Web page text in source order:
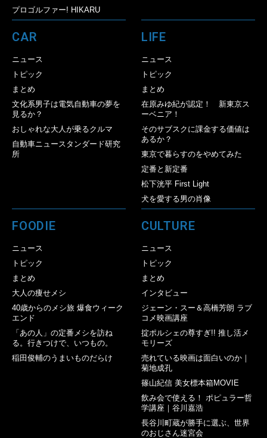
プロゴルファー! HIKARU
CAR
ニュース
トピック
まとめ
文化系男子は電気自動車の夢を
見るか？
おしゃれな大人が乗るクルマ
自動車ニュースタンダード研究
所
LIFE
ニュース
トピック
まとめ
在原みゆ紀が認定！ 新東京ス
ーベニア！
そのサブスクに課金する価値は
あるか？
東京で暮らすのをやめてみた
定番と新定番
松下洸平 First Light
犬を愛する男の肖像
FOODIE
ニュース
トピック
まとめ
大人の痩せメシ
40歳からのメシ旅 爆食ウィーク
エンド
「あの人」の定番メシを訪ね
る。行きつけで、いつもの。
稲田俊輔のうまいものだらけ
CULTURE
ニュース
トピック
まとめ
インタビュー
ジェーン・スー＆高橋芳朗 ラブ
コメ映画講座
掟ポルシェの尊すぎ!! 推し活メ
モリーズ
売れている映画は面白いのか｜
菊地成孔
篠山紀信 美女標本箱MOVIE
飲み会で使える！ ポピュラー哲
学講座｜谷川嘉浩
長谷川町蔵が勝手に選ぶ、世界
のおじさん迷宮会